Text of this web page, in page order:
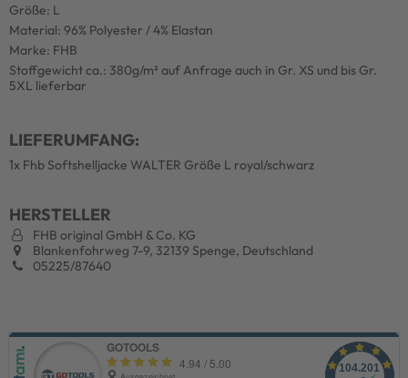
Größe: L
Material: 96% Polyester / 4% Elastan
Marke: FHB
Stoffgewicht ca.: 380g/m² auf Anfrage auch in Gr. XS und bis Gr.
5XL lieferbar
LIEFERUMFANG:
1x Fhb Softshelljacke WALTER Größe L royal/schwarz
HERSTELLER
FHB original GmbH & Co. KG
Blankenfohrweg 7-9, 32139 Spenge, Deutschland
05225/87640